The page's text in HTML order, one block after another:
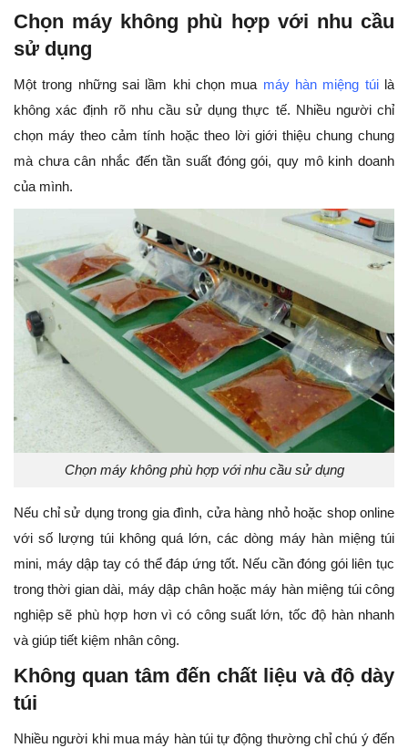
Chọn máy không phù hợp với nhu cầu
sử dụng
Một trong những sai lầm khi chọn mua máy hàn miệng túi là
không xác định rõ nhu cầu sử dụng thực tế. Nhiều người chỉ
chọn máy theo cảm tính hoặc theo lời giới thiệu chung chung
mà chưa cân nhắc đến tần suất đóng gói, quy mô kinh doanh
của mình.
Chọn máy không phù hợp với nhu cầu sử dụng
Nếu chỉ sử dụng trong gia đình, cửa hàng nhỏ hoặc shop online
với số lượng túi không quá lớn, các dòng máy hàn miệng túi
mini, máy dập tay có thể đáp ứng tốt. Nếu cần đóng gói liên tục
trong thời gian dài, máy dập chân hoặc máy hàn miệng túi công
nghiệp sẽ phù hợp hơn vì có công suất lớn, tốc độ hàn nhanh
và giúp tiết kiệm nhân công.
Không quan tâm đến chất liệu và độ dày
túi
Nhiều người khi mua máy hàn túi tự động thường chỉ chú ý đến